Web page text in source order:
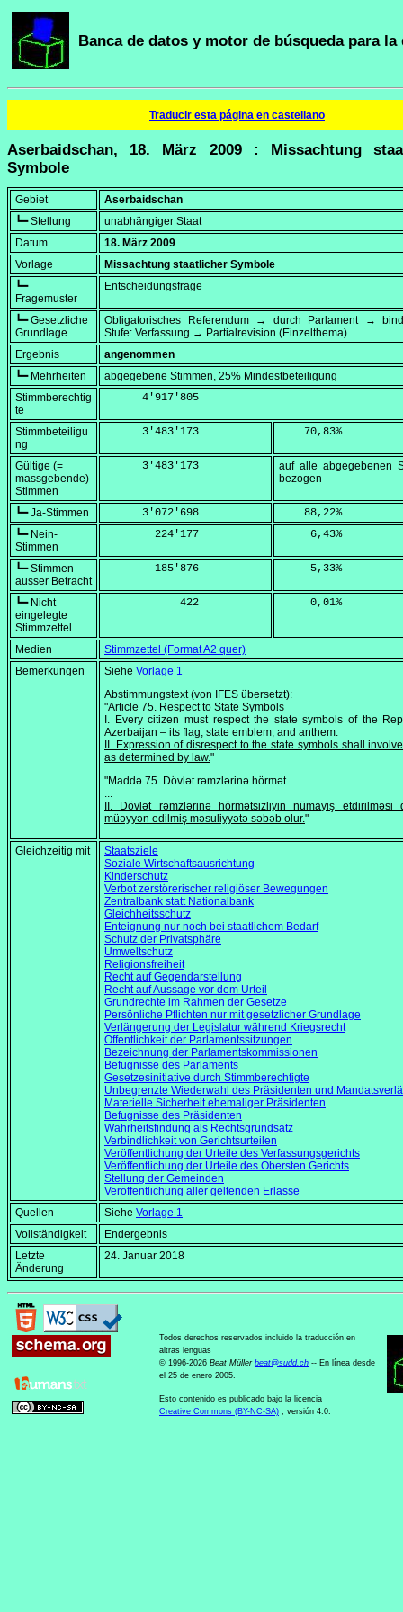
Banca de datos y motor de búsqueda para
Traducir esta página en castellano
Aserbaidschan, 18. März 2009 : Missachtung
Symbole
Gebiet
Aserbaidschan
┗━ Stellung
unabhängiger Staat
Datum
18. März 2009
Vorlage
Missachtung staatlicher Symbole
┗━
Fragemuster
Entscheidungsfrage
┗━ Gesetzliche
Grundlage
Obligatorisches Referendum → durch Parlament →
Stufe: Verfassung → Partialrevision (Einzelthema)
Ergebnis
angenommen
┗━ Mehrheiten
abgegebene Stimmen, 25% Mindestbeteiligung
Stimmberechtig
te
      4'917'805
Stimmbeteiligu
ng
      3'483'173
    70,83
%
Gültige (=
massgebende)
Stimmen
      3'483'173
auf alle abgegebenen
bezogen
┗━ Ja-Stimmen
      3'072'698
    88,22
%
┗━ Nein-
Stimmen
        224'177
     6,43
%
┗━ Stimmen
ausser Betracht
        185'876
     5,33
%
┗━ Nicht
eingelegte
Stimmzettel
            422
     0,01
%
Medien
Stimmzettel (Format A2 quer)
Bemerkungen
Siehe Vorlage 1
Abstimmungstext (von IFES übersetzt):
"Article 75. Respect to State Symbols
I. Every citizen must respect the state symbols of the
Azerbaijan – its flag, state emblem, and anthem.
II. Expression of disrespect to the state symbols shall
as determined by law."
"Maddə 75. Dövlət rəmzlərinə hörmət
...
II. Dövlət rəmzlərinə hörmətsizliyin nümayiş etdirilməsi
müəyyən edilmiş məsuliyyətə səbəb olur."
Gleichzeitig mit
Staatsziele
Soziale Wirtschaftsausrichtung
Kinderschutz
Verbot zerstörerischer religiöser Bewegungen
Zentralbank statt Nationalbank
Gleichheitsschutz
Enteignung nur noch bei staatlichem Bedarf
Schutz der Privatsphäre
Umweltschutz
Religionsfreiheit
Recht auf Gegendarstellung
Recht auf Aussage vor dem Urteil
Grundrechte im Rahmen der Gesetze
Persönliche Pflichten nur mit gesetzlicher Grundlage
Verlängerung der Legislatur während Kriegsrecht
Öffentlichkeit der Parlamentssitzungen
Bezeichnung der Parlamentskommissionen
Befugnisse des Parlaments
Gesetzesinitiative durch Stimmberechtigte
Unbegrenzte Wiederwahl des Präsidenten und
Materielle Sicherheit ehemaliger Präsidenten
Befugnisse des Präsidenten
Wahrheitsfindung als Rechtsgrundsatz
Verbindlichkeit von Gerichtsurteilen
Veröffentlichung der Urteile des Verfassungsgerichts
Veröffentlichung der Urteile des Obersten Gerichts
Stellung der Gemeinden
Veröffentlichung aller geltenden Erlasse
Quellen
Siehe Vorlage 1
Vollständigkeit
Endergebnis
Letzte
Änderung
24. Januar 2018
Todos derechos reservados incluido la traducción en
altras lenguas
© 1996-2026 Beat Müller beat@sudd.ch -- En línea desde
el 25 de enero 2005.
Esto contenido es publicado bajo la licencia
Creative Commons (BY-NC-SA) , versión 4.0.